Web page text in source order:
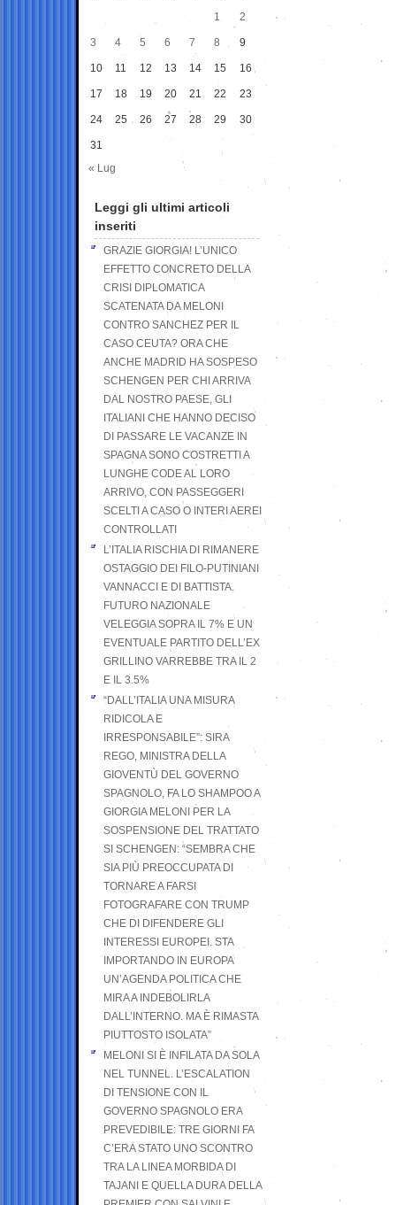
1
2
3 4 5 6 7 8 9
10 11 12 13 14 15 16
17 18 19 20 21 22 23
24 25 26 27 28 29 30
31
« Lug
Leggi gli ultimi articoli
inseriti
GRAZIE GIORGIA! L’UNICO
EFFETTO CONCRETO DELLA
CRISI DIPLOMATICA
SCATENATA DA MELONI
CONTRO SANCHEZ PER IL
CASO CEUTA? ORA CHE
ANCHE MADRID HA SOSPESO
SCHENGEN PER CHI ARRIVA
DAL NOSTRO PAESE, GLI
ITALIANI CHE HANNO DECISO
DI PASSARE LE VACANZE IN
SPAGNA SONO COSTRETTI A
LUNGHE CODE AL LORO
ARRIVO, CON PASSEGGERI
SCELTI A CASO O INTERI AEREI
CONTROLLATI
L’ITALIA RISCHIA DI RIMANERE
OSTAGGIO DEI FILO-PUTINIANI
VANNACCI E DI BATTISTA.
FUTURO NAZIONALE
VELEGGIA SOPRA IL 7% E UN
EVENTUALE PARTITO DELL’EX
GRILLINO VARREBBE TRA IL 2
E IL 3.5%
“DALL’ITALIA UNA MISURA
RIDICOLA E
IRRESPONSABILE”: SIRA
REGO, MINISTRA DELLA
GIOVENTÙ DEL GOVERNO
SPAGNOLO, FA LO SHAMPOO A
GIORGIA MELONI PER LA
SOSPENSIONE DEL TRATTATO
SI SCHENGEN: “SEMBRA CHE
SIA PIÙ PREOCCUPATA DI
TORNARE A FARSI
FOTOGRAFARE CON TRUMP
CHE DI DIFENDERE GLI
INTERESSI EUROPEI. STA
IMPORTANDO IN EUROPA
UN’AGENDA POLITICA CHE
MIRA A INDEBOLIRLA
DALL’INTERNO. MA È RIMASTA
PIUTTOSTO ISOLATA”
MELONI SI È INFILATA DA SOLA
NEL TUNNEL. L’ESCALATION
DI TENSIONE CON IL
GOVERNO SPAGNOLO ERA
PREVEDIBILE: TRE GIORNI FA
C’ERA STATO UNO SCONTRO
TRA LA LINEA MORBIDA DI
TAJANI E QUELLA DURA DELLA